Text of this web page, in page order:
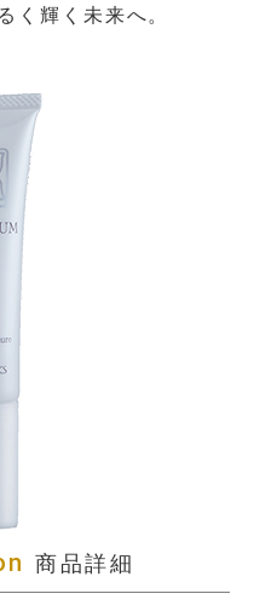
く輝く未来へ。
商品詳細